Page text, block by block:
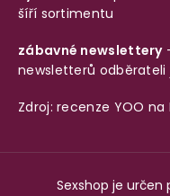
šíří sortimentu
zábavné newslettery
newsletterů odběrateli
Zdroj: recenze YOO na
Sexshop je určen